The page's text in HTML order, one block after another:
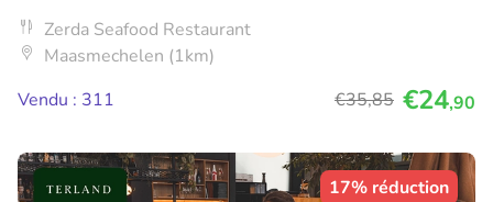
Zerda Seafood Restaurant
Maasmechelen (1km)
Vendu : 311
€35,85 €24,90
17% réduction